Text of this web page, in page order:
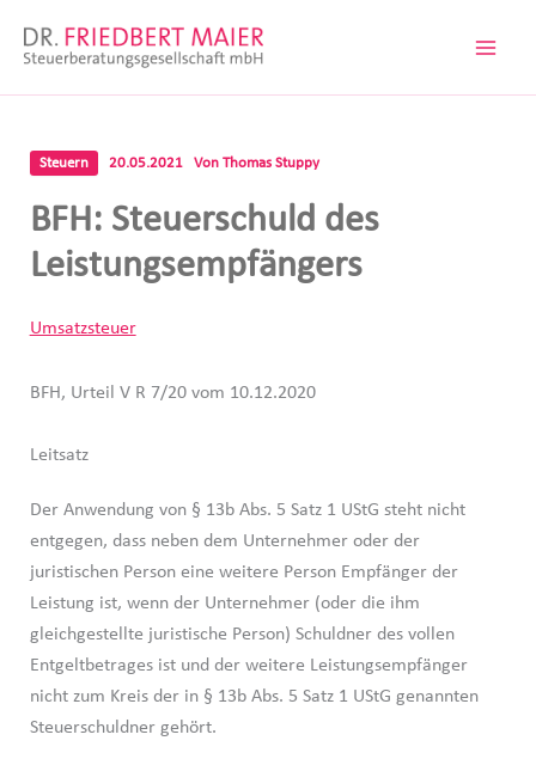
Inhalt
Steuern 20.05.2021 Von Thomas Stuppy
BFH: Steuerschuld des
Leistungsempfängers
Umsatzsteuer
BFH, Urteil V R 7/20 vom 10.12.2020
Leitsatz
Der Anwendung von § 13b Abs. 5 Satz 1 UStG steht nicht
entgegen, dass neben dem Unternehmer oder der
juristischen Person eine weitere Person Empfänger der
Leistung ist, wenn der Unternehmer (oder die ihm
gleichgestellte juristische Person) Schuldner des vollen
Entgeltbetrages ist und der weitere Leistungsempfänger
nicht zum Kreis der in § 13b Abs. 5 Satz 1 UStG genannten
Steuerschuldner gehört.